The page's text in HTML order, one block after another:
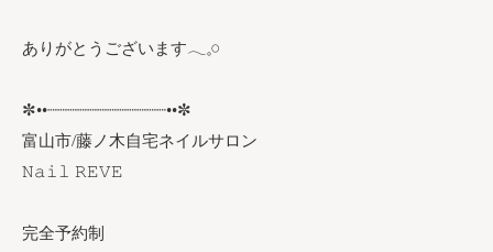
ありがとうございます𓂃𓈒𓏸︎︎︎︎
✼••┈┈┈┈┈┈┈┈┈┈┈┈••✼
富山市/藤ノ木自宅ネイルサロン
𝙽𝚊𝚒𝚕 𝚁𝙴𝚅𝙴
完全予約制